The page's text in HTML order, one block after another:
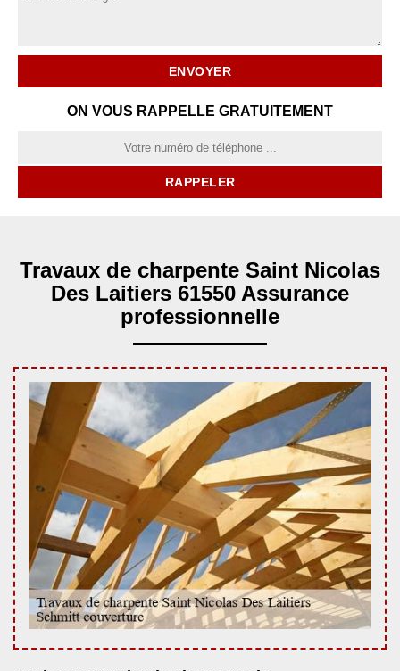
ON VOUS RAPPELLE GRATUITEMENT
Travaux de charpente Saint Nicolas
Des Laitiers 61550 Assurance
professionnelle